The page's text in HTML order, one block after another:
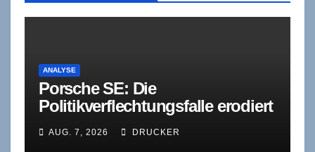
ANALYSE
Porsche SE: Die
Politikverflechtungsfalle erodiert
AUG. 7, 2026 DRUCKER